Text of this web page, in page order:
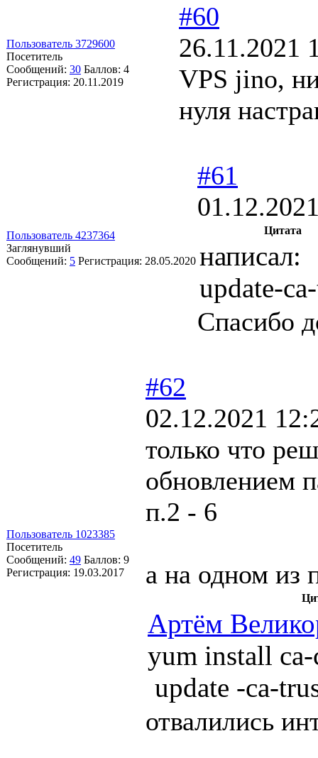
Пользователь 3729600
Посетитель
Сообщений: 30 Баллов: 4
Регистрация: 20.11.2019
#60
26.11.2021
VPS jino,
нуля
Пользователь 4237364
Заглянувший
Сообщений: 5 Регистрация: 28.05.2020
#61
Цитата
написал:
update-
Спасибо
Пользователь 1023385
Посетитель
Сообщений: 49 Баллов: 9
Регистрация: 19.03.2017
#62
02.12.2021
только что
обновлением
п.2 - 6
а на одном из
Артём
yum install
update -ca-
отвалились